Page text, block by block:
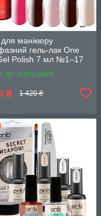
для манікюру
гель-лак One
Polish 7 мл №1–17
3, 4, 5, 6
до відправки
₴ 1 420 ₴